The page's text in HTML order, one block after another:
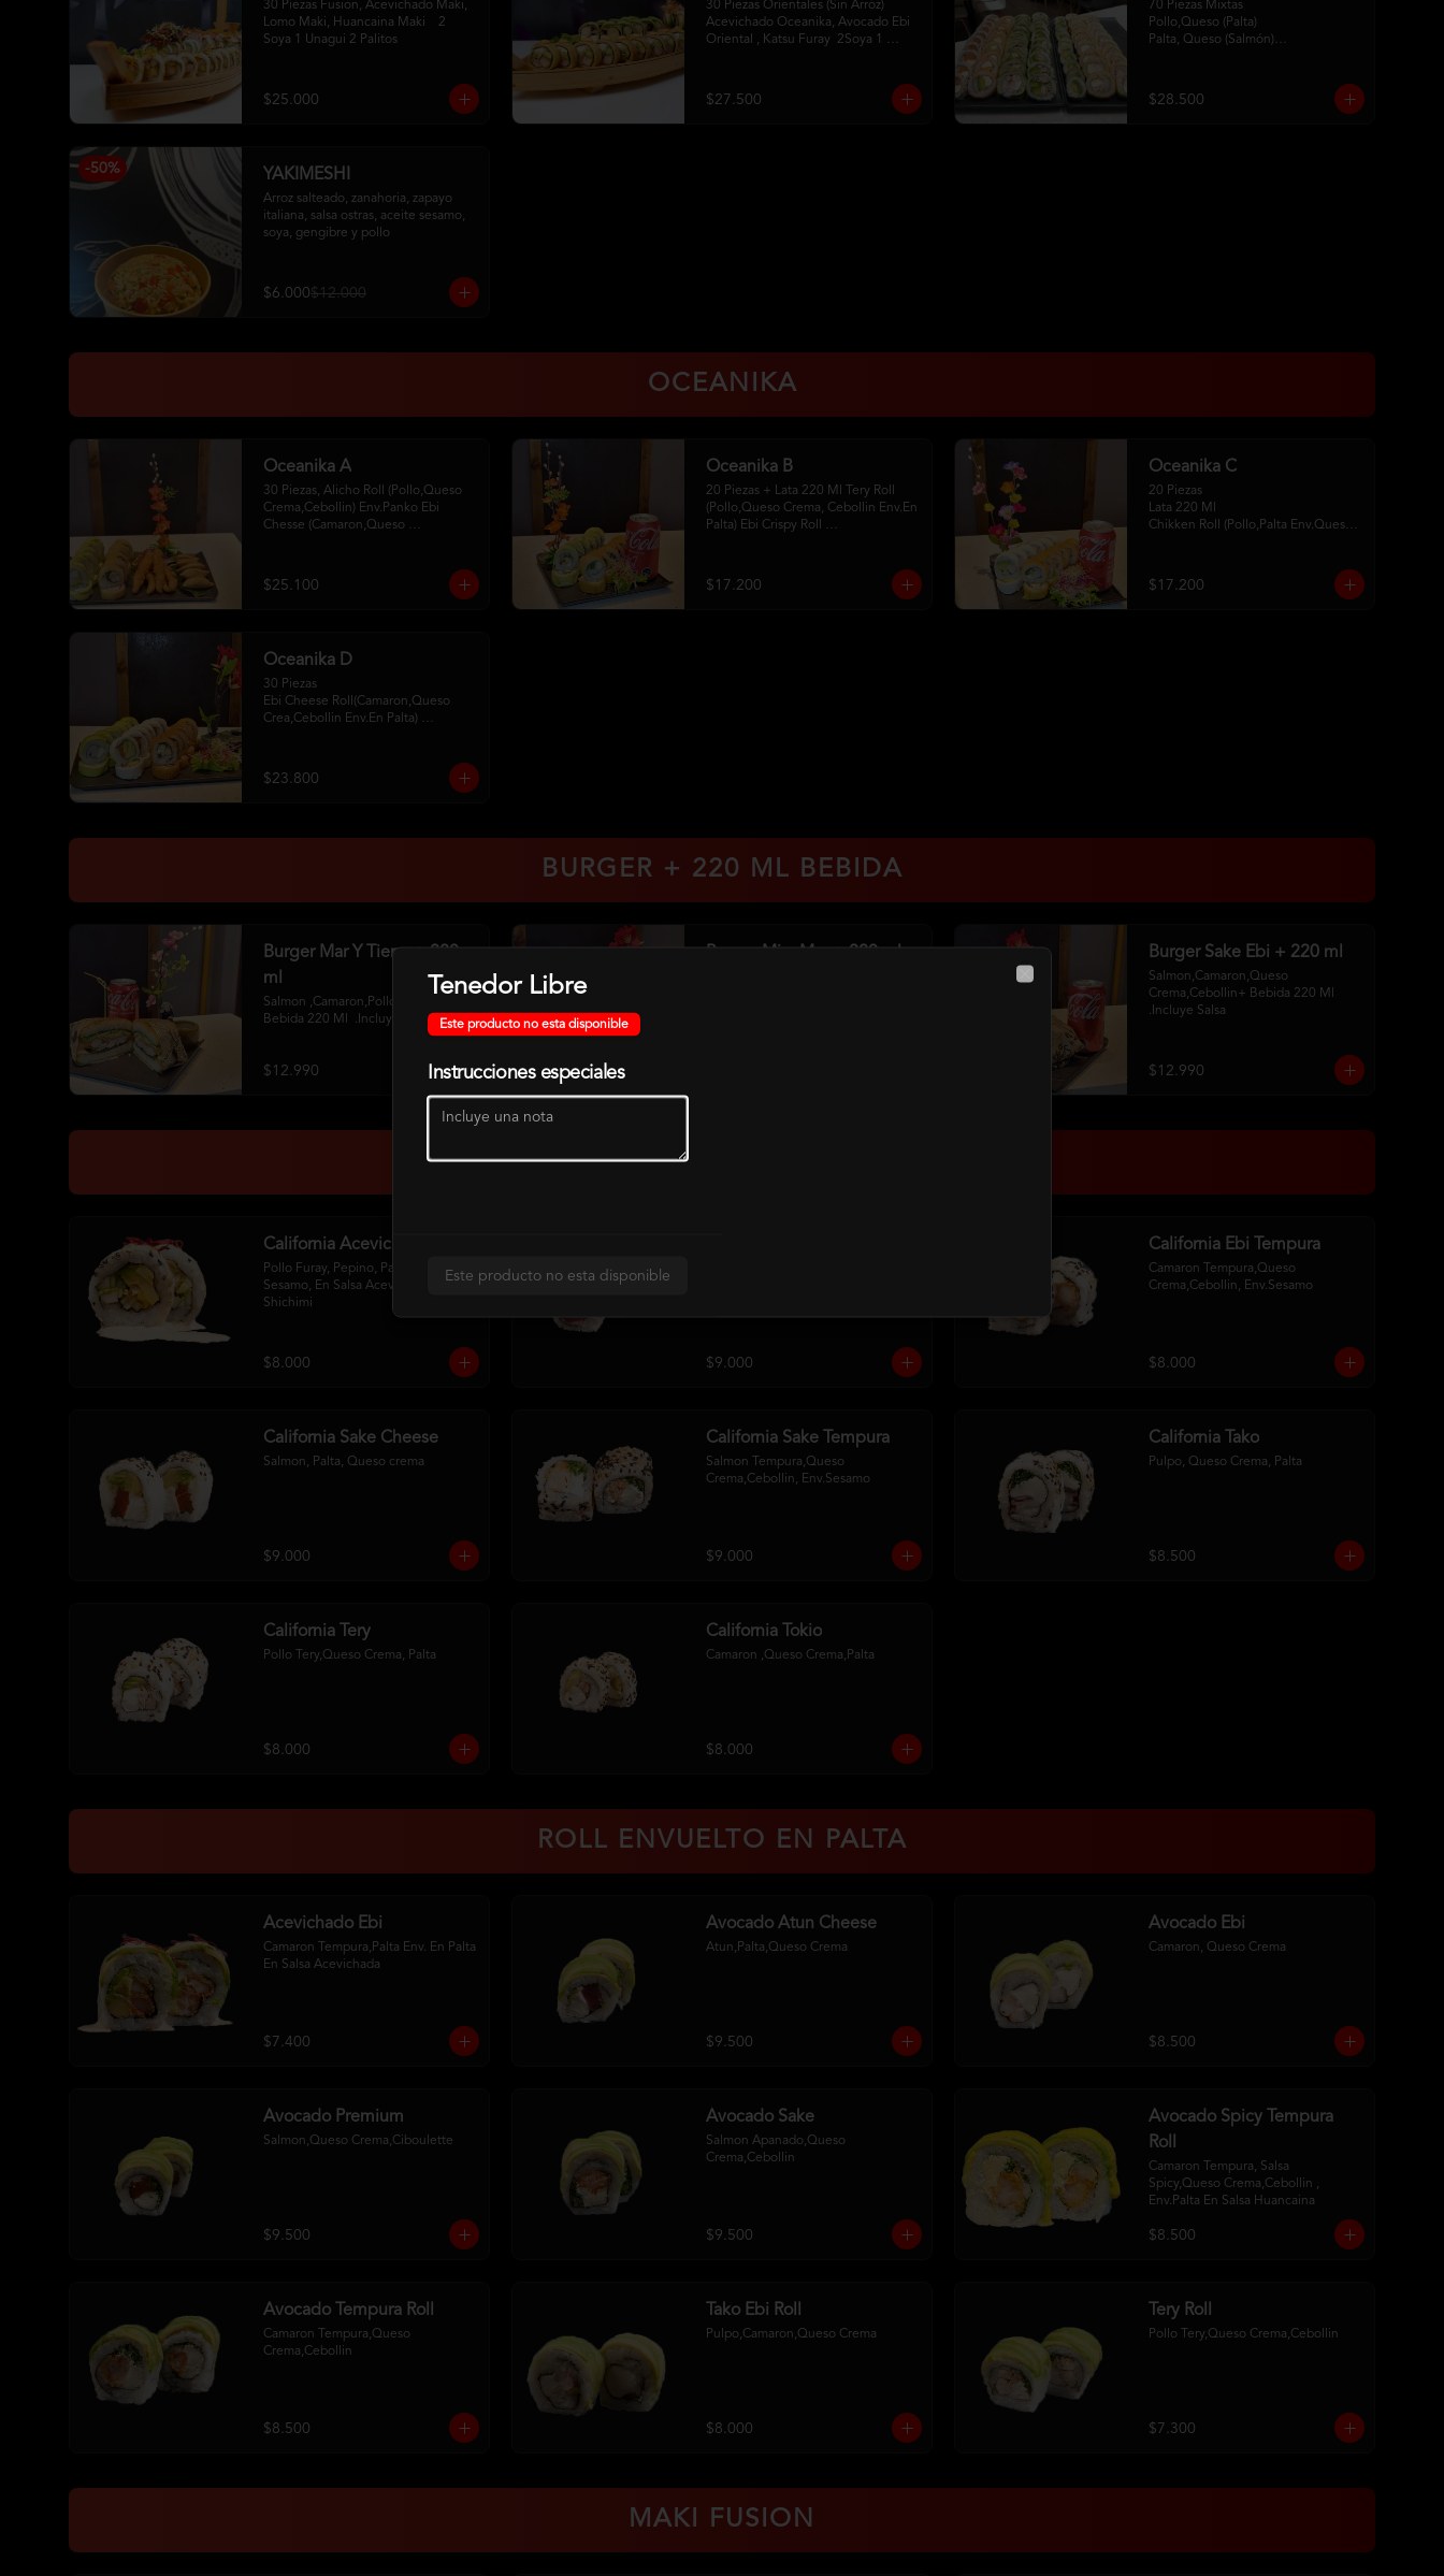
30 Piezas Fusion, Acevichado Maki,
Lomo Maki, Huancaina Maki    2
Soya 1 Unagui 2 Palitos
$25.000
30 Piezas Orientales (Sin Arroz)
Acevichado Oceanika, Avocado Ebi
Oriental , Katsu Furay  2Soya 1
$27.500
70 Piezas Mixtas
Pollo,Queso (Palta)
Palta, Queso (Salmón)
Kanikama, Queso (Tempura)
Camaron, Queso (Panko)
$28.500
-50% YAKIMESHI
Arroz salteado, zanahoria, zapayo
italiana, salsa ostras, aceite sesamo,
soya, gengibre y pollo
$6.000$12.000
OCEANIKA
Oceanika A
30 Piezas, Alicho Roll (Pollo,Queso
Crema,Cebollin) Env.Panko Ebi
Chesse (Camaron,Queso
2Palitos - 2 Soya- 1Unagui
$25.100
Oceanika B
20 Piezas + Lata 220 Ml Tery Roll
(Pollo,Queso Crema, Cebollin Env.En
Palta) Ebi Crispy Roll
-1Unagui
$17.200
Oceanika C
20 Piezas
Lata 220 Ml
Chikken Roll (Pollo,Palta Env.Queso
Crema ,Cebollin Env Tempura)
2Palitos -1  Soya -1 Unagui
$17.200
Oceanika D
30 Piezas
Ebi Cheese Roll(Camaron,Queso
Crea,Cebollin Env.En Palta)
Chikken Furay (Pollo,Queso Crema
,Ciboulette Env En Panko
$23.800
BURGER + 220 ML BEBIDA
Burger Mar Y Tierra + 220
ml
Salmon ,Camaron,Pollo ,Palta+ 1
Bebida 220 Ml  .Incluye Salsa
$12.990
Burger Mira Mar + 220 ml Burger Sake Ebi + 220 ml
Salmon,Camaron,Queso
Crema,Cebollin+ Bebida 220 Ml
.Incluye Salsa
$12.990
CALIFORNIA ROLLS
California Acevichada
Pollo Furay, Pepino, Palta Env. En
Sesamo, En Salsa Acevichada Y
Shichimi
$8.000 $9.000
California Ebi Tempura
Camaron Tempura,Queso
Crema,Cebollin, Env.Sesamo
$8.000
California Sake Cheese
Salmon, Palta, Queso crema
$9.000
California Sake Tempura
Salmon Tempura,Queso
Crema,Cebollin, Env.Sesamo
$9.000
California Tako
Pulpo, Queso Crema, Palta
$8.500
California Tery
Pollo Tery,Queso Crema, Palta
$8.000
California Tokio
Camaron ,Queso Crema,Palta
$8.000
ROLL ENVUELTO EN PALTA
Acevichado Ebi
Camaron Tempura,Palta Env. En Palta
En Salsa Acevichada
$7.400
Avocado Atun Cheese
Atun,Palta,Queso Crema
$9.500
Avocado Ebi
Camaron, Queso Crema
$8.500
Avocado Premium
Salmon,Queso Crema,Ciboulette
$9.500
Avocado Sake
Salmon Apanado,Queso
Crema,Cebollin
$9.500
Avocado Spicy Tempura
Roll
Camaron Tempura, Salsa
Spicy,Queso Crema,Cebollin ,
Env.Palta En Salsa Huancaina
$8.500
Avocado Tempura Roll
Camaron Tempura,Queso
Crema,Cebollin
$8.500
Tako Ebi Roll
Pulpo,Camaron,Queso Crema
$8.000
Tery Roll
Pollo Tery,Queso Crema,Cebollin
$7.300
MAKI FUSION
Tenedor Libre
Este producto no esta disponible
Instrucciones especiales
Este producto no esta disponible